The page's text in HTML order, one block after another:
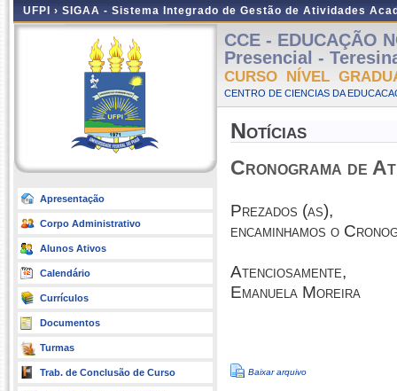
UFPI › SIGAA - Sistema Integrado de Gestão de Atividades
Apresentação
Corpo Administrativo
Alunos Ativos
Calendário
Currículos
Documentos
Turmas
Trab. de Conclusão de Curso
CCE - EDUCAÇÃO
Presencial -
CURSO NÍVEL
CENTRO DE CIENCIAS DA
Notícias
Cronograma de
Prezados (as),
encaminhamos o
Atenciosamente,
Emanuela Moreira
Baixar arquivo